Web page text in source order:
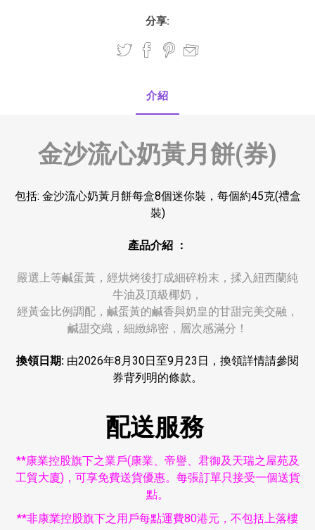
分享:
介紹
金沙流心奶黃月餅(券)
包括: 金沙流心奶黃月餅每盒8個迷你裝，每個約45克(禮盒
裝)
產品介紹 ：
嚴選上等鹹蛋黃，經烘烤後打成細碎粉末，揉入紐西蘭純
牛油及頂級椰奶，
經黃金比例調配，鹹蛋黃的鹹香與奶皇的甘甜完美交融，
鹹甜交織，細緻綿密，層次感滿分！
換領日期: 由2026年8月30日至9月23日，換領詳情請參閱
券背列明的條款。
配送服務
**康業控股旗下之業戶(康業、帝譽、君御及天瑞之屋苑及
工貿大廈)，可享免費送貨優惠。每張訂單只接受一個送貨
點。
**非康業控股旗下之用戶每點運費80港元，不包括上落樓